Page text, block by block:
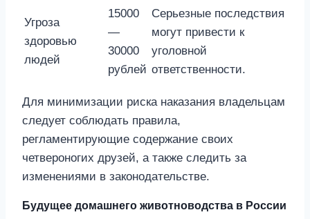
Угроза
здоровью
людей
15000
—
30000
рублей
Серьезные последствия
могут привести к
уголовной
ответственности.
Для минимизации риска наказания владельцам
следует соблюдать правила,
регламентирующие содержание своих
четвероногих друзей, а также следить за
изменениями в законодательстве.
Будущее домашнего животноводства в России